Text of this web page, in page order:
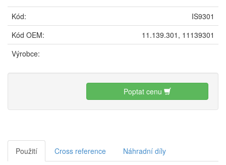
Kód:
IS9301
Kód OEM:
11.139.301, 11139301
Výrobce:
Poptat cenu
Použití Cross reference Náhradní díly